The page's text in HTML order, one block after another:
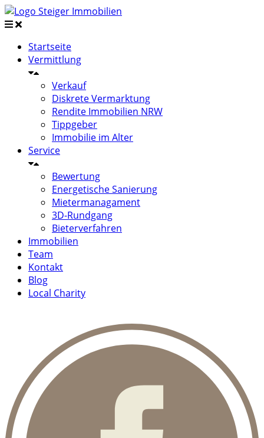
Startseite
Vermittlung
Verkauf
Diskrete Vermarktung
Rendite Immobilien NRW
Tippgeber
Immobilie im Alter
Service
Bewertung
Energetische Sanierung
Mietermanagament
3D-Rundgang
Bieterverfahren
Immobilien
Team
Kontakt
Blog
Local Charity